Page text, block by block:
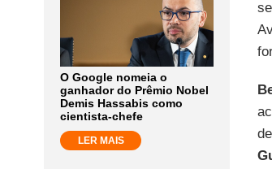
O Google nomeia o
ganhador do Prêmio Nobel
Demis Hassabis como
cientista-chefe
LER MAIS